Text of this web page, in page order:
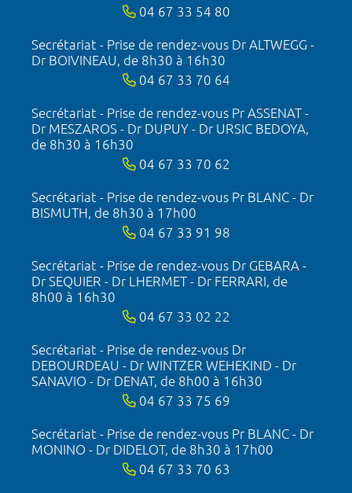
04 67 33 54 80
Secrétariat - Prise de rendez-vous Dr ALTWEGG -
Dr BOIVINEAU, de 8h30 à 16h30
04 67 33 70 64
Secrétariat - Prise de rendez-vous Pr ASSENAT -
Dr MESZAROS - Dr DUPUY - Dr URSIC BEDOYA,
de 8h30 à 16h30
04 67 33 70 62
Secrétariat - Prise de rendez-vous Pr BLANC - Dr
BISMUTH, de 8h30 à 17h00
04 67 33 91 98
Secrétariat - Prise de rendez-vous Dr GEBARA -
Dr SEQUIER - Dr LHERMET - Dr FERRARI, de
8h00 à 16h30
04 67 33 02 22
Secrétariat - Prise de rendez-vous Dr
DEBOURDEAU - Dr WINTZER WEHEKIND - Dr
SANAVIO - Dr DENAT, de 8h00 à 16h30
04 67 33 75 69
Secrétariat - Prise de rendez-vous Pr BLANC - Dr
MONINO - Dr DIDELOT, de 8h30 à 17h00
04 67 33 70 63